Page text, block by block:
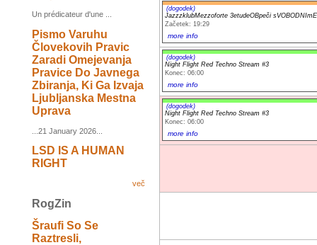
Un prédicateur d'une ...
Pismo Varuhu
Človekovih Pravic
Zaradi Omejevanja
Pravice Do Javnega
Zbiranja, Ki Ga Izvaja
Ljubljanska Mestna
Uprava
...21 January 2026...
LSD IS A HUMAN
RIGHT
več
RogZin
Šraufi So Se
Raztresli,
(dogodek)
JazzzklubMezzoforte 3etudeOBpeči
Začetek: 19:29
more info
(dogodek)
Night Flight Red Techno Stream #3
Konec: 06:00
more info
(dogodek)
Night Flight Red Techno Stream #3
Konec: 06:00
more info